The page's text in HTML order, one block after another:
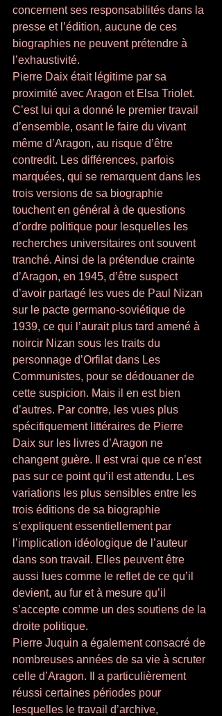
concernent ses responsabilités dans la
presse et l’édition, aucune de ces
biographies ne peuvent prétendre à
l’exhaustivité.
Pierre Daix était légitime par sa
proximité avec Aragon et Elsa Triolet.
C’est lui qui a donné le premier travail
d’ensemble, osant le faire du vivant
même d’Aragon, au risque d’être
contredit. Les différences, parfois
marquées, qui se remarquent dans les
trois versions de sa biographie
touchent en général à de questions
d’ordre politique pour lesquelles les
recherches universitaires ont souvent
tranché. Ainsi de la prétendue crainte
d’Aragon, en 1945, d’être suspect
d’avoir partagé les vues de Paul Nizan
sur le pacte germano-soviétique de
1939, ce qui l’aurait plus tard amené à
noircir Nizan sous les traits du
personnage d’Orfilat dans Les
Communistes, pour se dédouaner de
cette suspicion. Mais il en est bien
d’autres. Par contre, les vues plus
spécifiquement littéraires de Pierre
Daix sur les livres d’Aragon ne
changent guère. Il est vrai que ce n’est
pas sur ce point qu’il est attendu. Les
variations les plus sensibles entre les
trois éditions de sa biographie
s’expliquent essentiellement par
l’implication idéologique de l’auteur
dans son travail. Elles peuvent être
aussi lues comme le reflet de ce qu’il
devient, au fur et à mesure qu’il
s’accepte comme un des soutiens de la
droite politique.
Pierre Juquin a également consacré de
nombreuses années de sa vie à scruter
celle d’Aragon. Il a particulièrement
réussi certaines périodes pour
lesquelles le travail d’archive,